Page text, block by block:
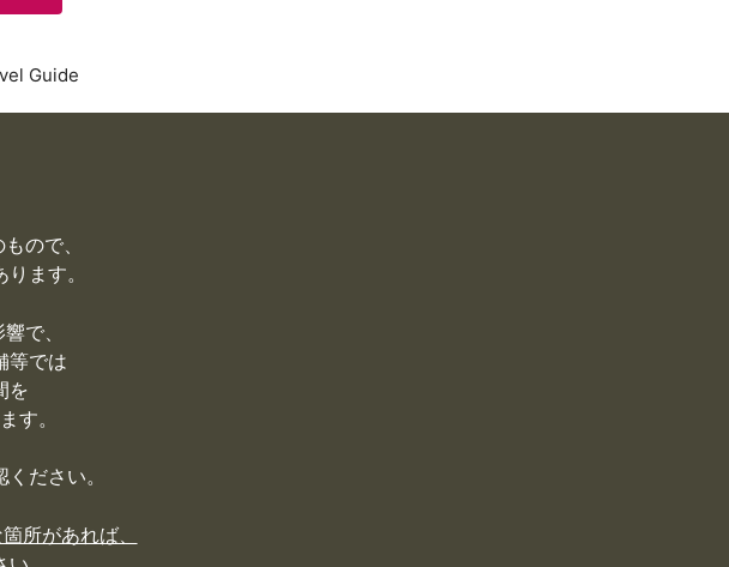
Guide
ので、
ます。
で、
等では
を
す。
ださい。
所があれば、